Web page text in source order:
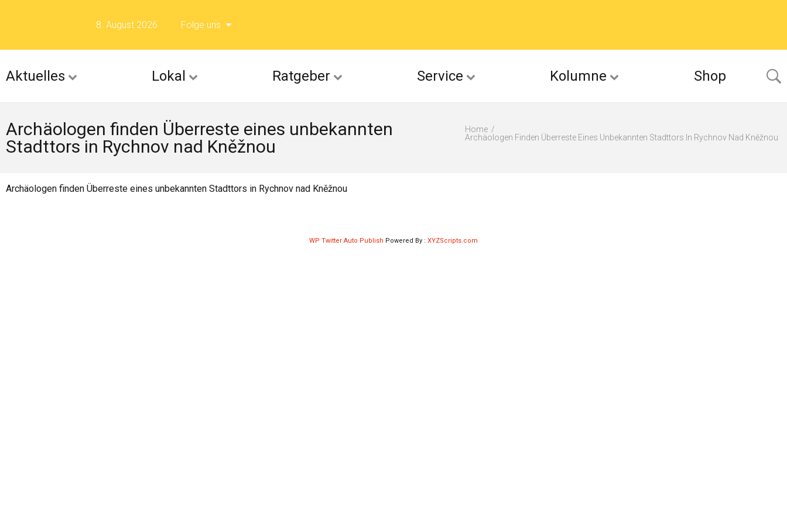
8. August 2026 Folge uns
Folge uns auf Flickr
Folge uns auf Issuu
Aktuelles Lokal Ratgeber Service Kolumne Shop
Archäologen finden Überreste eines unbekannten
Stadttors in Rychnov nad Kněžnou
Home
Archäologen Finden Überreste Eines Unbekannten Stadttors In Rychnov Nad Kněžnou
Archäologen finden Überreste eines unbekannten Stadttors in Rychnov nad Kněžnou
WP Twitter Auto Publish Powered By : XYZScripts.com